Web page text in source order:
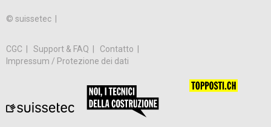
© suissetec |
CGC Support & FAQ
Contatto
Impressum / Protezione dei dati